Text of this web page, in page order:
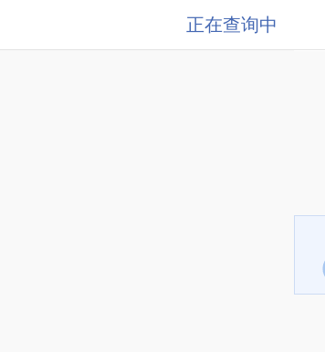
正在查询中